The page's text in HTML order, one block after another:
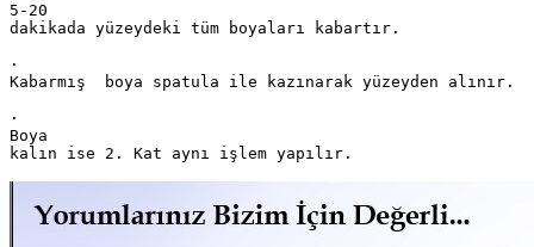
5-20
dakikada yüzeydeki tüm boyaları kabartır.
·
Kabarmış  boya spatula ile kazınarak yüzeyden alınır.
·
Boya
kalın ise 2. Kat aynı işlem yapılır.